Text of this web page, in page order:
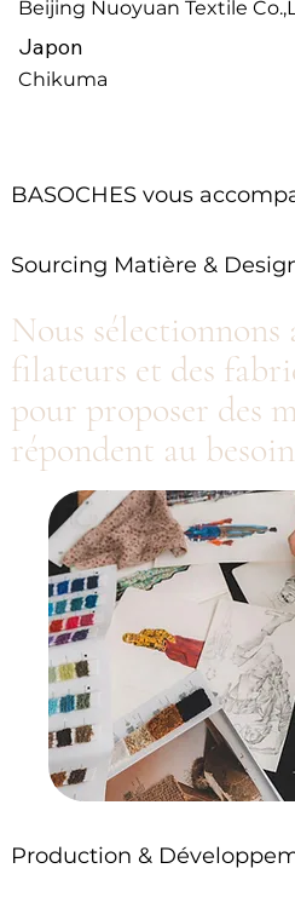
Beijing Nuoyuan Textile
Japon
Chikuma
BASOCHES vous
Sourcing Matière &
Nous sélectionnons
filateurs et des
pour proposer des
répondent au
Production &